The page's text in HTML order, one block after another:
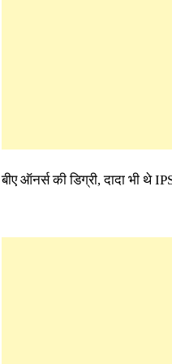
बीए ऑनर्स की डिग्री, दादा भी थे